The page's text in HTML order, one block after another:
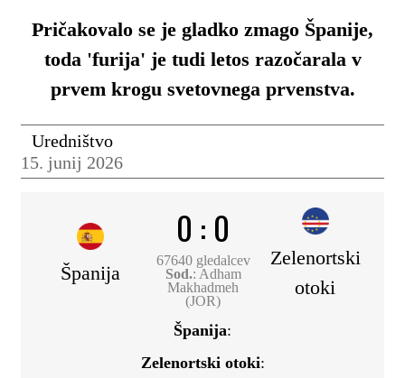
Pričakovalo se je gladko zmago Španije,
toda 'furija' je tudi letos razočarala v
prvem krogu svetovnega prvenstva.
Uredništvo
15. junij 2026
Španija
0 : 0
67640 gledalcev
Sod.: Adham
Makhadmeh
(JOR)
Zelenortski
otoki
Španija:
Zelenortski otoki: